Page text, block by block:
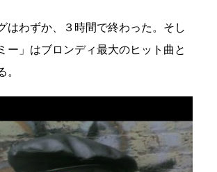
はわずか、３時間で終わった。そし
ー」はブロンディ最大のヒット曲と
。